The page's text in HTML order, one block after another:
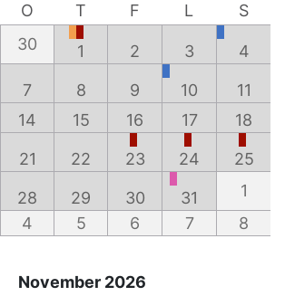
O T F L
S
30 1 2 3 4
7 8 9 10
11
14 15 16 17 18
21 22 23 24 25
28 29 30 31
1
4 5 6 7 8
November 2026